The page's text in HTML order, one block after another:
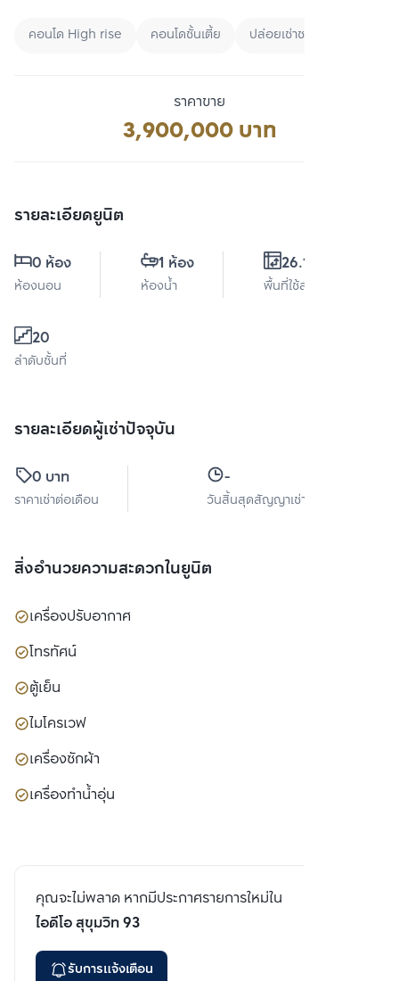
คอนโด High rise คอนโดชั้นเตี้ย ปล่อยเช่าชาวต่างชาติ
ราคาขาย
3,900,000 บาท
รายละเอียดยูนิต
0 ห้อง
ห้องนอน
1 ห้อง
ห้องน้ำ
26.17 ตร.ม.
พื้นที่ใช้สอย
20
ลำดับชั้นที่
รายละเอียดผู้เช่าปัจจุบัน
0 บาท
ราคาเช่าต่อเดือน
-
วันสิ้นสุดสัญญาเช่า
สิ่งอำนวยความสะดวกในยูนิต
เครื่องปรับอากาศ
โทรทัศน์
ตู้เย็น
ไมโครเวฟ
เครื่องซักผ้า
เครื่องทำน้ำอุ่น
คุณจะไม่พลาด หากมีประกาศรายการใหม่ใน
ไอดีโอ สุขุมวิท 93
รับการแจ้งเตือน